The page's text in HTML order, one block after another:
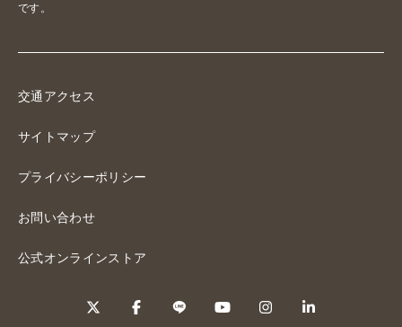
です。
交通アクセス
サイトマップ
プライバシーポリシー
お問い合わせ
公式オンラインストア